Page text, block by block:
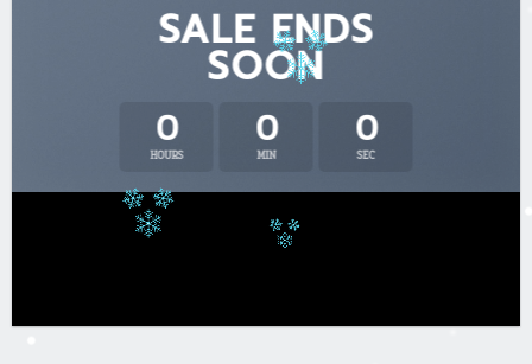
SALE ENDS
SOON
0
HOURS 0
MIN 0
SEC